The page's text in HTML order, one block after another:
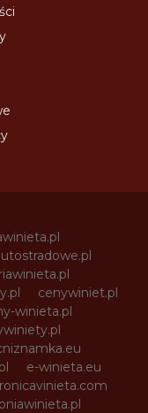
cenywiniet.pl
winieta.pl
e-winieta.eu